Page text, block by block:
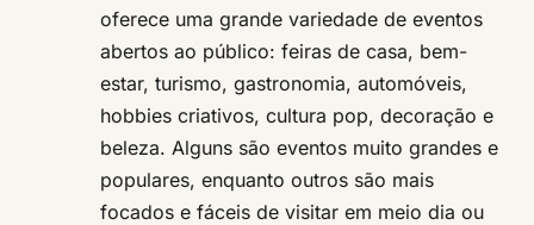
oferece uma grande variedade de eventos
abertos ao público: feiras de casa, bem-
estar, turismo, gastronomia, automóveis,
hobbies criativos, cultura pop, decoração e
beleza. Alguns são eventos muito grandes e
populares, enquanto outros são mais
focados e fáceis de visitar em meio dia ou